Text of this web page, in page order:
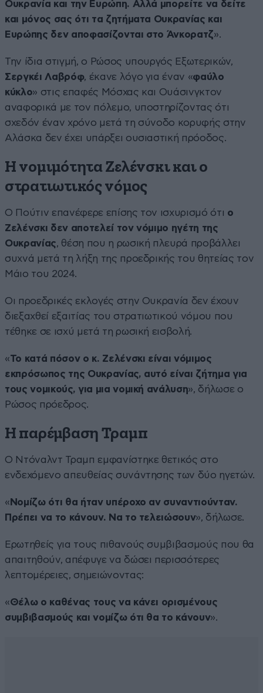
Ουκρανία και την Ευρώπη. Αλλά μπορείτε να δείτε
και μόνος σας ότι τα ζητήματα Ουκρανίας και
Ευρώπης δεν αποφασίζονται στο Άνκορατζ».
Την ίδια στιγμή, ο Ρώσος υπουργός Εξωτερικών,
Σεργκέι Λαβρόφ, έκανε λόγο για έναν «φαύλο
κύκλο» στις επαφές Μόσχας και Ουάσινγκτον
αναφορικά με τον πόλεμο, υποστηρίζοντας ότι
σχεδόν έναν χρόνο μετά τη σύνοδο κορυφής στην
Αλάσκα δεν έχει υπάρξει ουσιαστική πρόοδος.
Η νομιμότητα Ζελένσκι και ο
στρατιωτικός νόμος
Ο Πούτιν επανέφερε επίσης τον ισχυρισμό ότι ο
Ζελένσκι δεν αποτελεί τον νόμιμο ηγέτη της
Ουκρανίας, θέση που η ρωσική πλευρά προβάλλει
συχνά μετά τη λήξη της προεδρικής του θητείας τον
Μάιο του 2024.
Οι προεδρικές εκλογές στην Ουκρανία δεν έχουν
διεξαχθεί εξαιτίας του στρατιωτικού νόμου που
τέθηκε σε ισχύ μετά τη ρωσική εισβολή.
«Το κατά πόσον ο κ. Ζελένσκι είναι νόμιμος
εκπρόσωπος της Ουκρανίας, αυτό είναι ζήτημα για
τους νομικούς, για μια νομική ανάλυση», δήλωσε ο
Ρώσος πρόεδρος.
Η παρέμβαση Τραμπ
Ο Ντόναλντ Τραμπ εμφανίστηκε θετικός στο
ενδεχόμενο απευθείας συνάντησης των δύο ηγετών.
« Νομίζω ότι θα ήταν υπέροχο αν συναντιούνταν.
Πρέπει να το κάνουν. Να το τελειώσουν», δήλωσε.
Ερωτηθείς για τους πιθανούς συμβιβασμούς που θα
απαιτηθούν, απέφυγε να δώσει περισσότερες
λεπτομέρειες, σημειώνοντας:
«Θέλω ο καθένας τους να κάνει ορισμένους
συμβιβασμούς και νομίζω ότι θα το κάνουν».